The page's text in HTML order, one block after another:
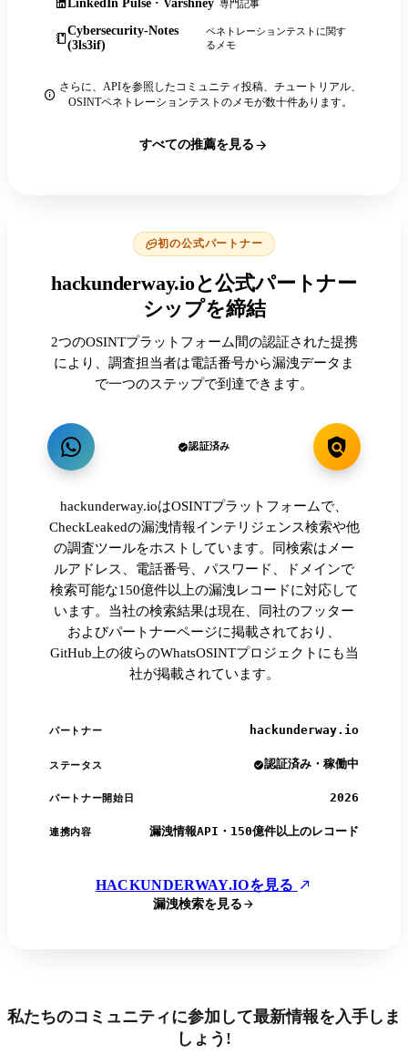
LinkedIn Pulse · Varshney 専門記事
Cybersecurity-Notes
(3ls3if)
ペネトレーションテストに関す
るメモ
さらに、APIを参照したコミュニティ投稿、チュートリアル、
OSINTペネトレーションテストのメモが数十件あります。
すべての推薦を見る
初の公式パートナー
hackunderway.ioと公式パートナー
シップを締結
2つのOSINTプラットフォーム間の認証された提携
により、調査担当者は電話番号から漏洩データま
で一つのステップで到達できます。
認証済み
hackunderway.ioはOSINTプラットフォームで、
CheckLeakedの漏洩情報インテリジェンス検索や他
の調査ツールをホストしています。同検索はメー
ルアドレス、電話番号、パスワード、ドメインで
検索可能な150億件以上の漏洩レコードに対応して
います。当社の検索結果は現在、同社のフッター
およびパートナーページに掲載されており、
GitHub上の彼らのWhatsOSINTプロジェクトにも当
社が掲載されています。
パートナー hackunderway.io
ステータス 認証済み・稼働中
パートナー開始日 2026
連携内容 漏洩情報API・150億件以上のレコード
HACKUNDERWAY.IOを見る
漏洩検索を見る
私たちのコミュニティに参加して最新情報を入手しま
しょう!